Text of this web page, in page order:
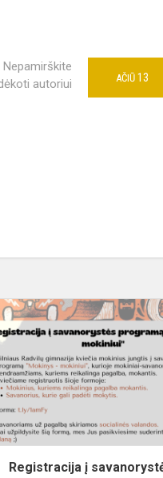
Nepamirškite
autoriui
AČIŪ 13
Registracija į